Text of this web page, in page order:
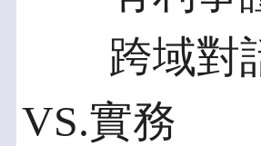
跨域對話
VS.實務